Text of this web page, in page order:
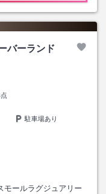
バーランド
駐車場あり
モールラグジュアリー